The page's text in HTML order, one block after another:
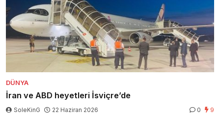
DÜNYA
İran ve ABD heyetleri İsviçre’de
SoleKinG 22 Haziran 2026 0 9